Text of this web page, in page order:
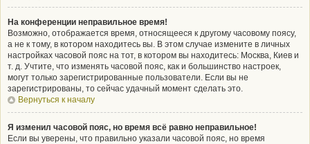
На конференции неправильное время!
Возможно, отображается время, относящееся к другому часовому поясу,
а не к тому, в котором находитесь вы. В этом случае измените в личных
настройках часовой пояс на тот, в котором вы находитесь: Москва, Киев и
т. д. Учтите, что изменять часовой пояс, как и большинство настроек,
могут только зарегистрированные пользователи. Если вы не
зарегистрированы, то сейчас удачный момент сделать это.
Вернуться к началу
Я изменил часовой пояс, но время всё равно неправильное!
Если вы уверены, что правильно указали часовой пояс, но время